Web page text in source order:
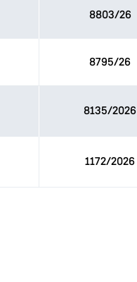
8803/26
8795/26
8135/2026
1172/2026